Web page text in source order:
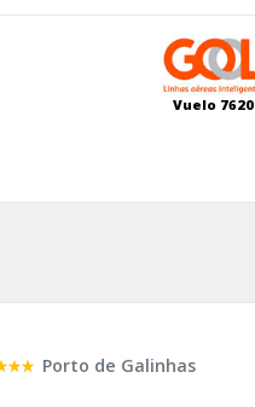
Vuelo 7620
Porto de Galinhas